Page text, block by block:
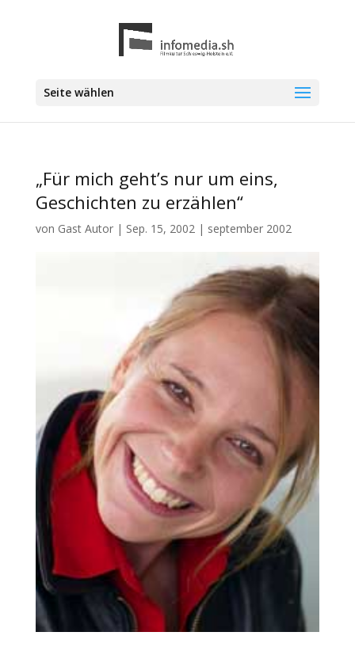
Seite wählen
„Für mich geht’s nur um eins,
Geschichten zu erzählen“
von Gast Autor| Sep. 15, 2002| september 2002